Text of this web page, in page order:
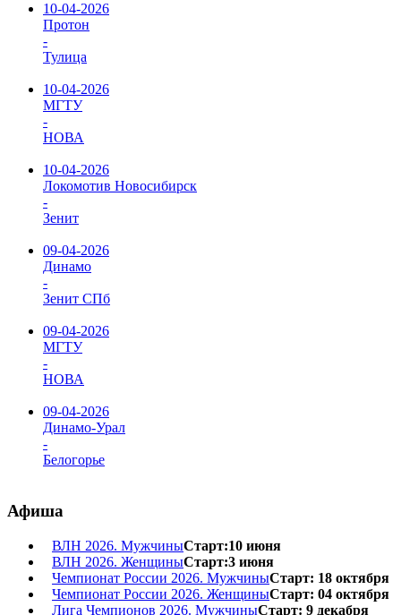
10-04-2026
Протон
-
Тулица
10-04-2026
МГТУ
-
НОВА
10-04-2026
Локомотив Новосибирск
-
Зенит
09-04-2026
Динамо
-
Зенит СПб
09-04-2026
МГТУ
-
НОВА
09-04-2026
Динамо-Урал
-
Белогорье
Афиша
ВЛН 2026. МужчиныСтарт:10 июня
ВЛН 2026. ЖенщиныСтарт:3 июня
Чемпионат России 2026. МужчиныСтарт: 18 октября
Чемпионат России 2026. ЖенщиныСтарт: 04 октября
Лига Чемпионов 2026. МужчиныСтарт: 9 декабря